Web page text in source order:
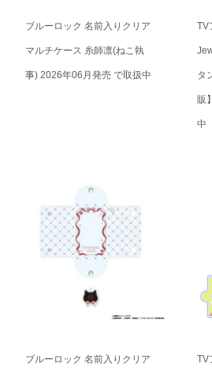
ブルーロック 名前入りクリア
マルチケース 糸師凛(ねこ執
事) 2026年06月発売 で取扱中
TV
タ
販
中
ブルーロック 名前入りクリア TV